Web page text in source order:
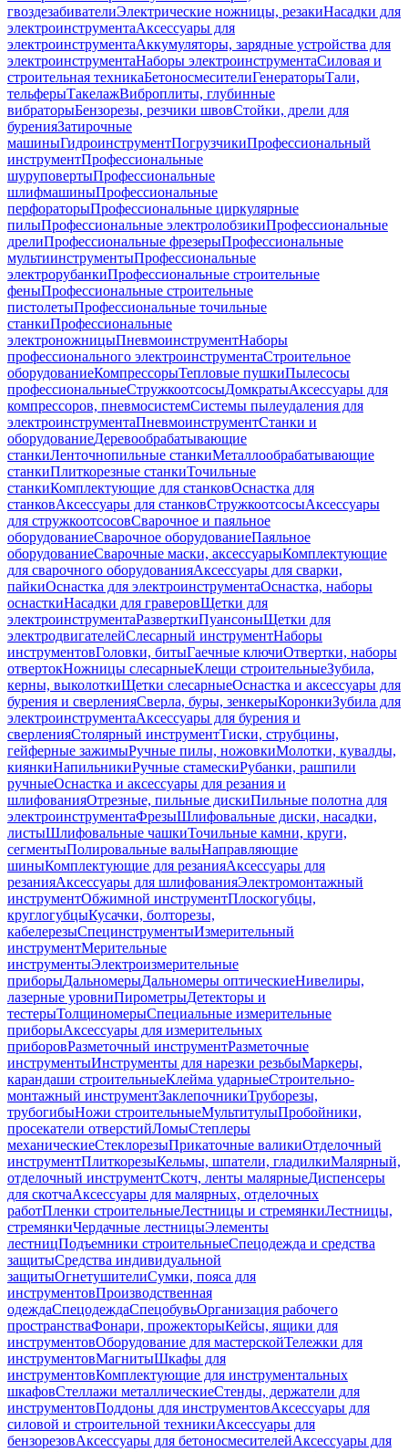
гвоздезабивателиЭлектрические ножницы, резакиНасадки для
электроинструментаАксессуары для
электроинструментаАккумуляторы, зарядные устройства для
электроинструментаНаборы электроинструментаСиловая и
строительная техникаБетоносмесителиГенераторыТали,
тельферыТакелажВиброплиты, глубинные
вибраторыБензорезы, резчики швовСтойки, дрели для
буренияЗатирочные
машиныГидроинструментПогрузчикиПрофессиональный
инструментПрофессиональные
шуруповертыПрофессиональные
шлифмашиныПрофессиональные
перфораторыПрофессиональные циркулярные
пилыПрофессиональные электролобзикиПрофессиональные
дрелиПрофессиональные фрезерыПрофессиональные
мультиинструментыПрофессиональные
электрорубанкиПрофессиональные строительные
феныПрофессиональные строительные
пистолетыПрофессиональные точильные
станкиПрофессиональные
электроножницыПневмоинструментНаборы
профессионального электроинструментаСтроительное
оборудованиеКомпрессорыТепловые пушкиПылесосы
профессиональныеСтружкоотсосыДомкратыАксессуары для
компрессоров, пневмосистемСистемы пылеудаления для
электроинструментаПневмоинструментСтанки и
оборудованиеДеревообрабатывающие
станкиЛенточнопильные станкиМеталлообрабатывающие
станкиПлиткорезные станкиТочильные
станкиКомплектующие для станковОснастка для
станковАксессуары для станковСтружкоотсосыАксессуары
для стружкоотсосовСварочное и паяльное
оборудованиеСварочное оборудованиеПаяльное
оборудованиеСварочные маски, аксессуарыКомплектующие
для сварочного оборудованияАксессуары для сварки,
пайкиОснастка для электроинструментаОснастка, наборы
оснасткиНасадки для граверовЩетки для
электроинструментаРазверткиПуансоныЩетки для
электродвигателейСлесарный инструментНаборы
инструментовГоловки, битыГаечные ключиОтвертки, наборы
отвертокНожницы слесарныеКлещи строительныеЗубила,
керны, выколоткиЩетки слесарныеОснастка и аксессуары для
бурения и сверленияСверла, буры, зенкерыКоронкиЗубила для
электроинструментаАксессуары для бурения и
сверленияСтолярный инструментТиски, струбцины,
гейферные зажимыРучные пилы, ножовкиМолотки, кувалды,
киянкиНапильникиРучные стамескиРубанки, рашпили
ручныеОснастка и аксессуары для резания и
шлифованияОтрезные, пильные дискиПильные полотна для
электроинструментаФрезыШлифовальные диски, насадки,
листыШлифовальные чашкиТочильные камни, круги,
сегментыПолировальные валыНаправляющие
шиныКомплектующие для резанияАксессуары для
резанияАксессуары для шлифованияЭлектромонтажный
инструментОбжимной инструментПлоскогубцы,
круглогубцыКусачки, болторезы,
кабелерезыСпецинструментыИзмерительный
инструментМерительные
инструментыЭлектроизмерительные
приборыДальномерыДальномеры оптическиеНивелиры,
лазерные уровниПирометрыДетекторы и
тестерыТолщиномерыСпециальные измерительные
приборыАксессуары для измерительных
приборовРазметочный инструментРазметочные
инструментыИнструменты для нарезки резьбыМаркеры,
карандаши строительныеКлейма ударныеСтроительно-
монтажный инструментЗаклепочникиТруборезы,
трубогибыНожи строительныеМультитулыПробойники,
просекатели отверстийЛомыСтеплеры
механическиеСтеклорезыПрикаточные валикиОтделочный
инструментПлиткорезыКельмы, шпатели, гладилкиМалярный,
отделочный инструментСкотч, ленты малярныеДиспенсеры
для скотчаАксессуары для малярных, отделочных
работПленки строительныеЛестницы и стремянкиЛестницы,
стремянкиЧердачные лестницыЭлементы
лестницПодъемники строительныеСпецодежда и средства
защитыСредства индивидуальной
защитыОгнетушителиСумки, пояса для
инструментовПроизводственная
одеждаСпецодеждаСпецобувьОрганизация рабочего
пространстваФонари, прожекторыКейсы, ящики для
инструментовОборудование для мастерскойТележки для
инструментовМагнитыШкафы для
инструментовКомплектующие для инструментальных
шкафовСтеллажи металлическиеСтенды, держатели для
инструментовПоддоны для инструментовАксессуары для
силовой и строительной техникиАксессуары для
бензорезовАксессуары для бетоносмесителейАксессуары для